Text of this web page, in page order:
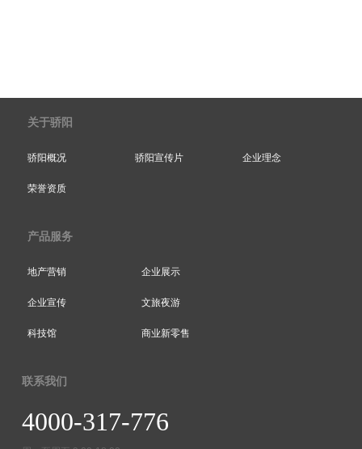
关于骄阳
骄阳概况 骄阳宣传片 企业理念
荣誉资质
产品服务
地产营销 企业展示
企业宣传 文旅夜游
科技馆 商业新零售
联系我们
4000-317-776